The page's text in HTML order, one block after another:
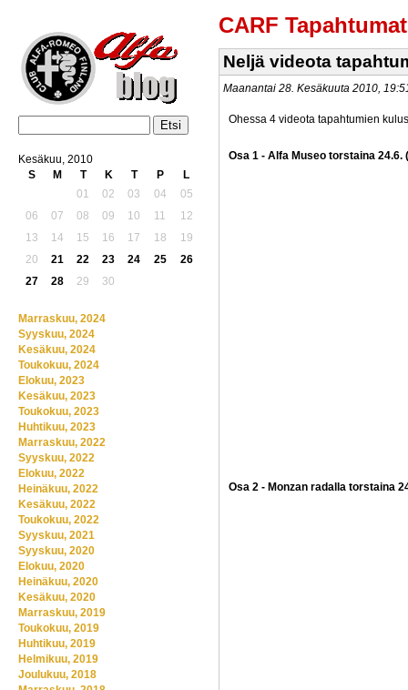
CARF Tapahtumat
Neljä videota
Maanantai 28. Kesäkuuta 2010,
Ohessa 4 videota tapahtumien
Osa 1 - Alfa Museo torstaina 24.6.
Osa 2 - Monzan radalla torstaina
Kesäkuu, 2010
S
M T K T P
L
01
02 03 04
05
06
07 08 09 10 11
12
13
14 15 16 17 18
19
20
21 22 23 24 25
26
27
28 29 30
Marraskuu, 2024
Syyskuu, 2024
Kesäkuu, 2024
Toukokuu, 2024
Elokuu, 2023
Kesäkuu, 2023
Toukokuu, 2023
Huhtikuu, 2023
Marraskuu, 2022
Syyskuu, 2022
Elokuu, 2022
Heinäkuu, 2022
Kesäkuu, 2022
Toukokuu, 2022
Syyskuu, 2021
Syyskuu, 2020
Elokuu, 2020
Heinäkuu, 2020
Kesäkuu, 2020
Marraskuu, 2019
Toukokuu, 2019
Huhtikuu, 2019
Helmikuu, 2019
Joulukuu, 2018